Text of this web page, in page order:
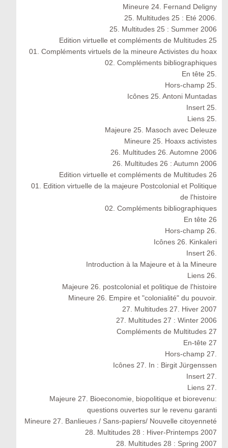
Mineure 24. Fernand Deligny
25. Multitudes 25 : Eté 2006.
25. Multitudes 25 : Summer 2006
Edition virtuelle et compléments de Multitudes 25
01. Compléments virtuels de la mineure Activistes du hoax
02. Compléments bibliographiques
En tête 25.
Hors-champ 25.
Icônes 25. Antoni Muntadas
Insert 25.
Liens 25.
Majeure 25. Masoch avec Deleuze
Mineure 25. Hoaxs activistes
26. Multitudes 26. Automne 2006
26. Multitudes 26 : Autumn 2006
Edition virtuelle et compléments de Multitudes 26
01. Edition virtuelle de la majeure Postcolonial et Politique
de l'histoire
02. Compléments bibliographiques
En tête 26
Hors-champ 26.
Icônes 26. Kinkaleri
Insert 26.
Introduction à la Majeure et à la Mineure
Liens 26.
Majeure 26. postcolonial et politique de l'histoire
Mineure 26. Empire et "colonialité" du pouvoir.
27. Multitudes 27. Hiver 2007
27. Multitudes 27 : Winter 2006
Compléments de Multitudes 27
En-tête 27
Hors-champ 27.
Icônes 27. In : Birgit Jürgenssen
Insert 27.
Liens 27.
Majeure 27. Bioeconomie, biopolitique et biorevenu:
questions ouvertes sur le revenu garanti
Mineure 27. Banlieues / Sans-papiers/ Nouvelle citoyenneté
28. Multitudes 28 : Hiver-Printemps 2007
28. Multitudes 28 : Spring 2007